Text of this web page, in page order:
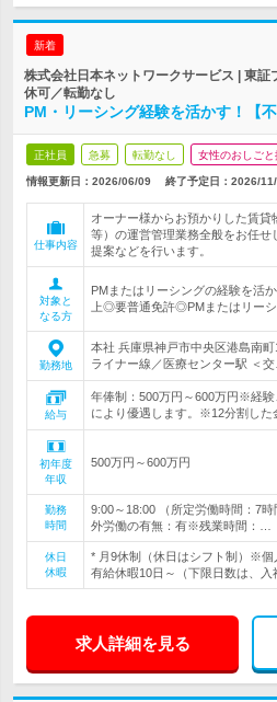
新着
株式会社日本ネットワークサービス | 東
休可／転勤なし
PM・リーシング経験を活かす！【
正社員 急募 転勤なし 女性のおしごと
情報更新日：2026/06/09 終了予定日： 2026/
仕事内容
オーナー様からお預かりした賃貸
等）の運営管理業務全般をお任せ
提案などを行います。
対象と
なる方
PMまたはリーシングの経験を活
上◎要普通免許◎PMまたはリー
勤務地
本社 兵庫県神戸市中央区港島南
ライナー線／医療センター駅 ＜交
給与
年俸制：500万円～600万円※経
により優遇します。※12分割し
初年度
年収
500万円～600万円
勤務
時間
9:00～18:00 （所定労働時間：7
外労働の有無：有※残業時間：…
休日
休暇
* 月9休制（休日はシフト制）※個
有給休暇10日～（下限日数は、入
求人詳細を見る